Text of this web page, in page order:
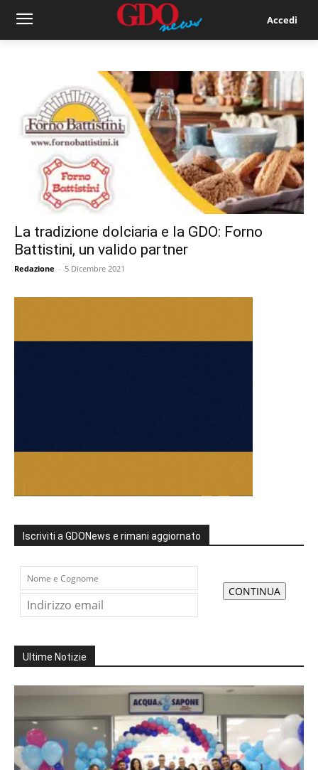
Accedi
La tradizione dolciaria e la GDO: Forno
Battistini, un valido partner
Redazione - 5 Dicembre 2021
Iscriviti a GDONews e rimani aggiornato
Ultime Notizie